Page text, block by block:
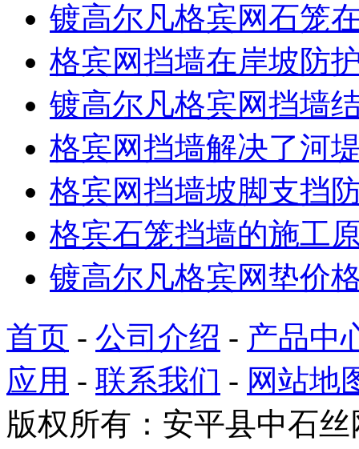
镀高尔凡格宾网石笼
格宾网挡墙在岸坡防
镀高尔凡格宾网挡墙
格宾网挡墙解决了河
格宾网挡墙坡脚支挡
格宾石笼挡墙的施工
镀高尔凡格宾网垫价
首页 - 公司介绍 - 产品中
应用 - 联系我们 - 网站地
版权所有：安平县中石